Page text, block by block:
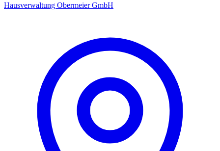
Hausverwaltung Obermeier GmbH